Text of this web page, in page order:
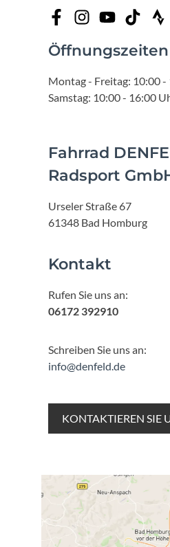
Öffnungszeiten
Montag - Freitag: 10:00 -
Samstag: 10:00 - 16:00
Fahrrad
Radsport
Urseler Straße 67
61348 Bad Homburg
Kontakt
Rufen Sie uns an:
06172 392910
Schreiben Sie uns an:
info@denfeld.de
KONTAKTIEREN SIE